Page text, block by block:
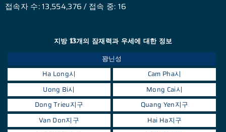
접속자 수: 13,554,376 / 접속 중: 16
지방 13개의 잠재력과 우세에 대한 정보
꽝닌성
Ha Long시
Cam Pha시
Uong Bi시
Mong Cai시
Dong Trieu지구
Quang Yen지구
Van Don지구
Hai Ha지구